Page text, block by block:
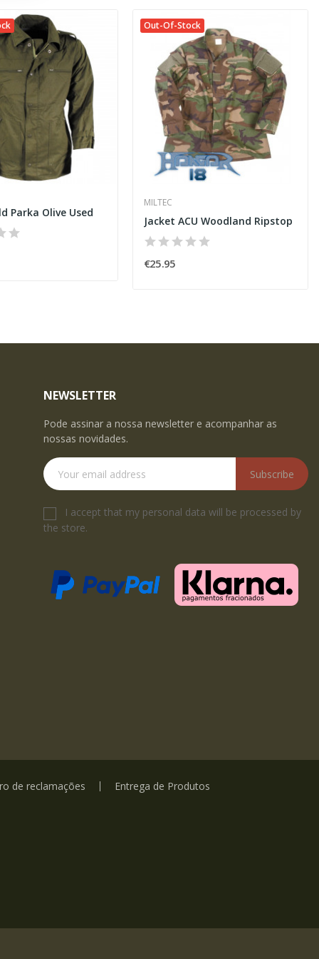
Parka Olive Used
Out-Of-Stock
MILTEC
Jacket ACU Woodland Ripstop
€25.95
NEWSLETTER
Pode assinar a nossa newsletter e acompanhar as
nossas novidades.
Subscribe
I accept that my personal data will be processed by
the store.
de reclamações Entrega de Produtos